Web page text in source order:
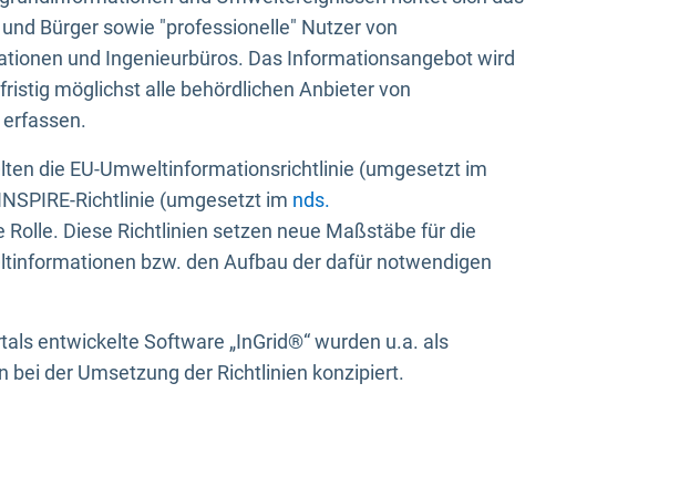
Bürger sowie "professionelle" Nutzer von
und Ingenieurbüros. Das Informationsangebot wird
möglichst alle behördlichen Anbieter von
die EU-Umweltinformationsrichtlinie (umgesetzt im
Richtlinie (umgesetzt im nds.
Rolle. Diese Richtlinien setzen neue Maßstäbe für die
bzw. den Aufbau der dafür notwendigen
entwickelte Software „InGrid®“ wurden u.a. als
der Umsetzung der Richtlinien konzipiert.